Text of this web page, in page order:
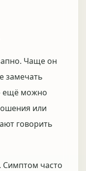
Чаще он
замечать
ещё можно
или
говорить
Симптом часто